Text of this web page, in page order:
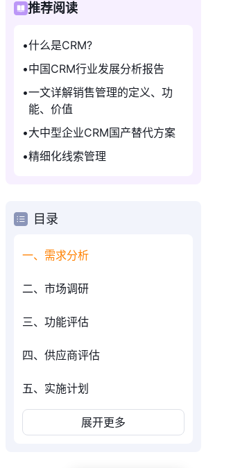
推荐阅读
什么是CRM?
中国CRM行业发展分析报告
一文详解销售管理的定义、功
能、价值
大中型企业CRM国产替代方案
精细化线索管理
目录
一、需求分析
二、市场调研
三、功能评估
四、供应商评估
五、实施计划
展开更多